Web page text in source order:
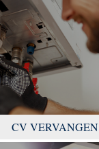
CV VERVANGEN